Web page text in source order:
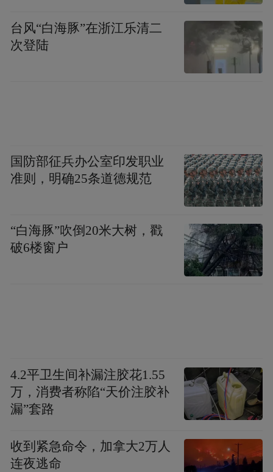
台风“白海豚”在浙江乐清二
次登陆
国防部征兵办公室印发职业
准则，明确25条道德规范
“白海豚”吹倒20米大树，戳
破6楼窗户
4.2平卫生间补漏注胶花1.55
万，消费者称陷“天价注胶补
漏”套路
收到紧急命令，加拿大2万人
连夜逃命